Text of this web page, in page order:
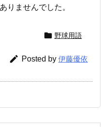
りませんでした。
 野球用語
 Posted by 伊藤優依